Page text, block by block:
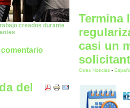
creados durante
del
Termina
casi un
Otras Noticias -